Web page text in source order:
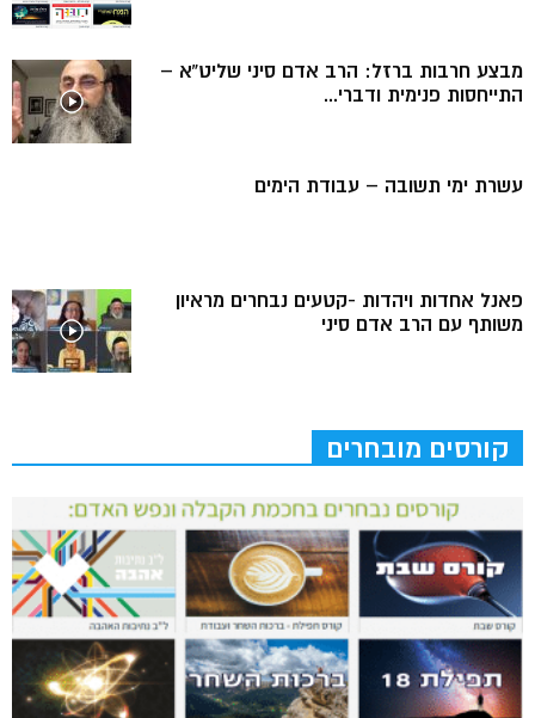
מבצע חרבות ברזל: הרב אדם סיני שליט”א –
התייחסות פנימית ודברי...
עשרת ימי תשובה – עבודת הימים
פאנל אחדות ויהדות -קטעים נבחרים מראיון
משותף עם הרב אדם סיני
קורסים מובחרים